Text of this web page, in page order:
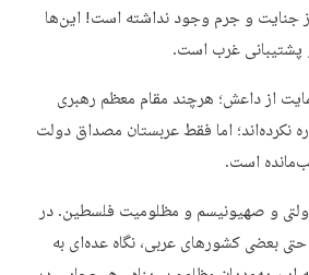
جنایت و جرم وجود نداشته است! این‌ها
پشتیبانی غرب است.
از داعش؛ هرچند مقام معظم رهبری
نکرده‌اند؛ اما فقط عربستان مصداق دولت
است.
و صهیونیسم و مظلومیت فلسطین. در
بعضی کشورهای عربی، نگاه عده‌ای به